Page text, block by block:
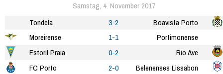
Samstag, 4. November 2017
Tondela
3-2
Boavista Porto
Moreirense
1-1
Portimonense
Estoril Praia
0-2
Rio Ave
FC Porto
2-0
Belenenses Lissabon